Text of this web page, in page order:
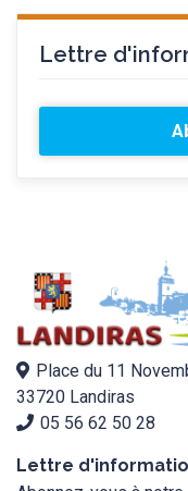
Lettre
Place du 11
33720 Landiras
05 56 62 50 28
Lettre